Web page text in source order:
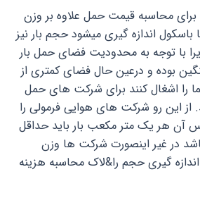
محاسبه قیمت حمل علاوه بر وزن
باسکول اندازه گیری میشود حجم بار نیز
با توجه به محدودیت فضای حمل بار
بوده و درعین حال فضای کمتری از
را اشغال کنند برای شرکت های حمل
از این رو شرکت های هوایی فرمولی را
آن هر یک متر مکعب بار باید حداقل
باشد در غیر اینصورت شرکت ها وزن
گیری حجم را&لاک محاسبه هزینه